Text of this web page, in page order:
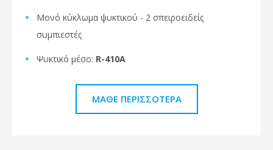
Μονό κύκλωμα ψυκτικού - 2 σπειροειδείς
συμπιεστές
Ψυκτικό μέσο: R-410A
ΜΆΘΕ ΠΕΡΙΣΣΌΤΕΡΑ